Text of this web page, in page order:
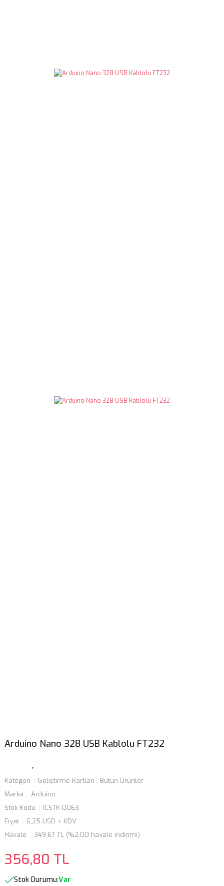
Arduino Nano 328 USB Kablolu FT232
Kategori Geliştirme Kartları , Bütün Ürünler
Marka
Arduino
Stok Kodu
ICSTK-0063
Fiyat
6,25 USD + KDV
Havale
349,67 TL (%2,00 havale indirimi)
356,80 TL
Stok Durumu:Var